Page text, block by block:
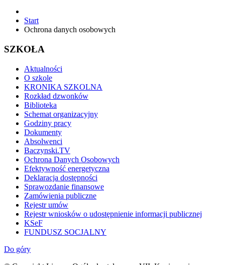
Start
Ochrona danych osobowych
SZKOŁA
Aktualności
O szkole
KRONIKA SZKOLNA
Rozkład dzwonków
Biblioteka
Schemat organizacyjny
Godziny pracy
Dokumenty
Absolwenci
Baczynski.TV
Ochrona Danych Osobowych
Efektywność energetyczna
Deklaracja dostępności
Sprawozdanie finansowe
Zamówienia publiczne
Rejestr umów
Rejestr wniosków o udostępnienie informacji publicznej
KSeF
FUNDUSZ SOCJALNY
Do góry